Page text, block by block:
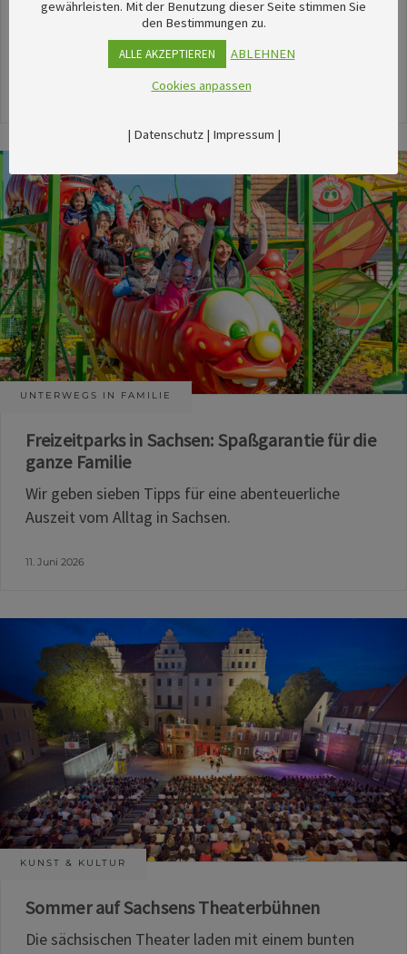
stimmungsvolle Veranstaltungen im August
herausgesucht.
UNTERWEGS IN FAMILIE
Freizeitparks in Sachsen: Spaßgarantie für die
ganze Familie
Wir geben sieben Tipps für eine abenteuerliche
Auszeit vom Alltag in Sachsen.
11. Juni 2026
KUNST & KULTUR
Sommer auf Sachsens Theaterbühnen
Die sächsischen Theater laden mit einem bunten
gewährleisten. Mit der Benutzung dieser Seite stimmen Sie
den Bestimmungen zu.
ALLE AKZEPTIEREN
ABLEHNEN
Cookies anpassen
| Datenschutz| Impressum |